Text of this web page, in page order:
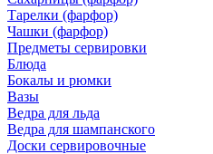
Тарелки (фарфор)
Чашки (фарфор)
Предметы сервировки
Блюда
Бокалы и рюмки
Вазы
Ведра для льда
Ведра для шампанского
Доски сервировочные